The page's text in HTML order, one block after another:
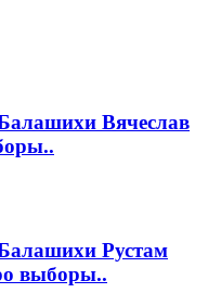
Вячеслав
Рустам
выборы..